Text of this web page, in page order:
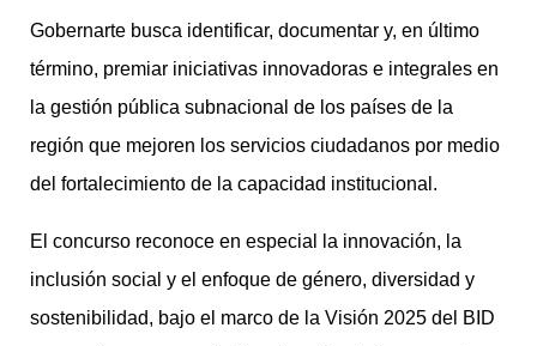
Gobernarte busca identificar, documentar y, en último
término, premiar iniciativas innovadoras e integrales en
la gestión pública subnacional de los países de la
región que mejoren los servicios ciudadanos por medio
del fortalecimiento de la capacidad institucional.
El concurso reconoce en especial la innovación, la
inclusión social y el enfoque de género, diversidad y
sostenibilidad, bajo el marco de la Visión 2025 del BID